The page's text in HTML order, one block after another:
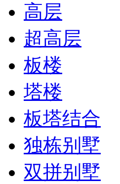
高层
超高层
板楼
塔楼
板塔结合
独栋别墅
双拼别墅